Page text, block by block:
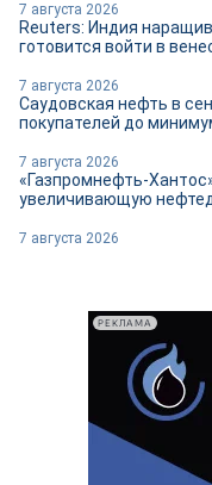
7 августа 2026
Reuters: Индия
готовится войти в
7 августа 2026
Саудовская нефть в
покупателей до
7 августа 2026
«Газпромнефть-
увеличивающую
7 августа 2026
РЕКЛАМА